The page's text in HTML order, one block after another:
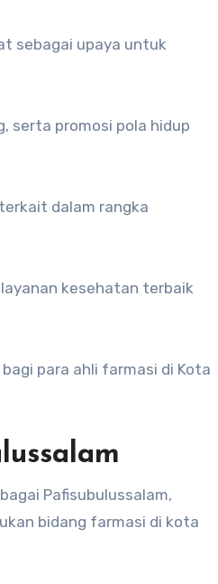
sebagai upaya untuk
serta promosi pola hidup
dalam rangka
kesehatan terbaik
para ahli farmasi di Kota
Pafisubulussalam,
bidang farmasi di kota